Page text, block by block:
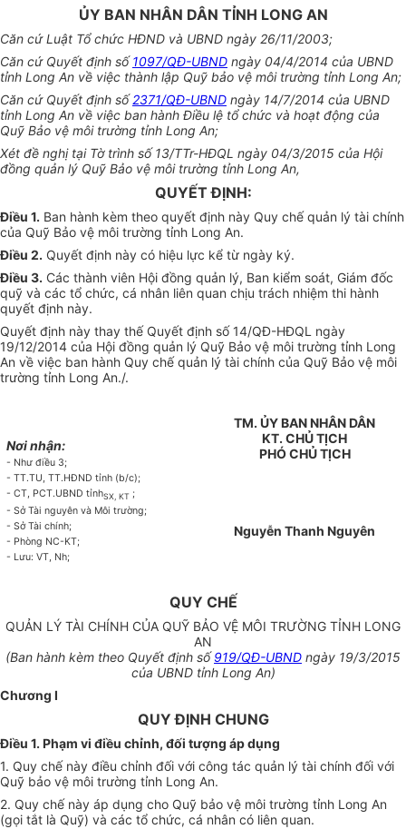
ỦY BAN NHÂN DÂN TỈNH LONG AN
Căn cứ Luật Tổ chức HĐND và UBND ngày 26/11/2003;
Căn cứ Quyết định số1097/QĐ-UBND ngày 04/4/2014 của UBND
tỉnh Long An về việc thành lập Quỹ bảo vệ môi trường tỉnh Long An;
Căn cứ Quyết định số2371/QĐ-UBND ngày 14/7/2014 của UBND
tỉnh Long An về việc ban hành Điều lệ tổ chức và hoạt động của
Quỹ Bảo vệ môi trường tỉnh Long An;
Xét đề nghị tại Tờ trình số 13/TTr-HĐQL ngày 04/3/2015 của Hội
đồng quản lý Quỹ Bảo vệ môi trường tỉnh Long An,
QUYẾT ĐỊNH:
Điều 1. Ban hành kèm theo quyết định này Quy chế quản lý tài chính
của Quỹ Bảo vệ môi trường tỉnh Long An.
Điều 2. Quyết định này có hiệu lực kể từ ngày ký.
Điều 3. Các thành viên Hội đồng quản lý, Ban kiểm soát, Giám đốc
quỹ và các tổ chức, cá nhân liên quan chịu trách nhiệm thi hành
quyết định này.
Quyết định này thay thế Quyết định số 14/QĐ-HĐQL ngày
19/12/2014 của Hội đồng quản lý Quỹ Bảo vệ môi trường tỉnh Long
An về việc ban hành Quy chế quản lý tài chính của Quỹ Bảo vệ môi
trường tỉnh Long An./.
Nơi nhận:
- Như điều 3;
- TT.TU, TT.HĐND tỉnh (b/c);
- CT, PCT.UBND tỉnhSX, KT;
- Sở Tài nguyên và Môi trường;
- Sở Tài chính;
- Phòng NC-KT;
- Lưu: VT, Nh;
TM. ỦY BAN NHÂN DÂN
KT. CHỦ TỊCH
PHÓ CHỦ TỊCH
Nguyễn Thanh Nguyên
QUY CHẾ
QUẢN LÝ TÀI CHÍNH CỦA QUỸ BẢO VỆ MÔI TRƯỜNG TỈNH LONG
AN
(Ban hành kèm theo Quyết định số919/QĐ-UBND ngày 19/3/2015
của UBND tỉnh Long An)
Chương I
QUY ĐỊNH CHUNG
Điều 1. Phạm vi điều chỉnh, đối tượng áp dụng
1. Quy chế này điều chỉnh đối với công tác quản lý tài chính đối với
Quỹ bảo vệ môi trường tỉnh Long An.
2. Quy chế này áp dụng cho Quỹ bảo vệ môi trường tỉnh Long An
(gọi tắt là Quỹ) và các tổ chức, cá nhân có liên quan.